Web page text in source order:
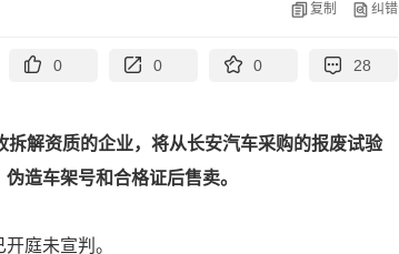
复制 纠错
0 0 0 28
拆解资质的企业，将从长安汽车采购的报废试验
造车架号和合格证后售卖。
庭未宣判。